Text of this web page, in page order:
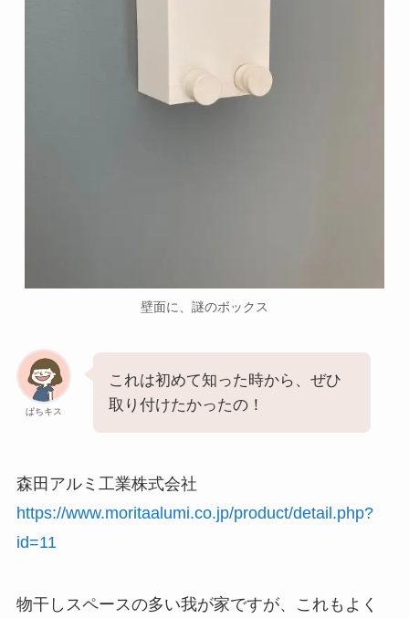
壁面に、謎のボックス
ぱちキス
これは初めて知った時から、ぜひ
取り付けたかったの！
森田アルミ工業株式会社
https://www.moritaalumi.co.jp/product/detail.php?
id=11
物干しスペースの多い我が家ですが、これもよく